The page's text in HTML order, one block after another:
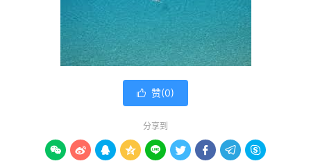
 赞(0)
分享到
        